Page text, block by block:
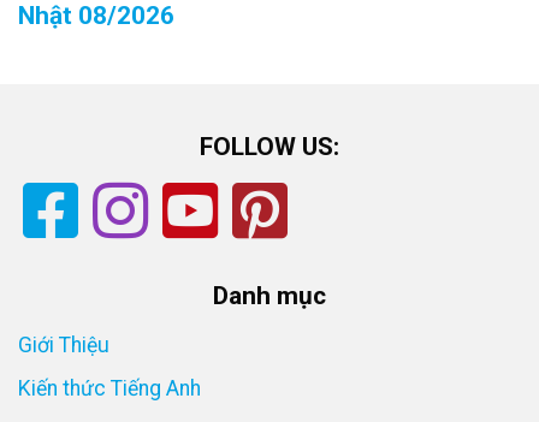
Nhật 08/2026
FOLLOW US:
Danh mục
Giới Thiệu
Kiến thức Tiếng Anh